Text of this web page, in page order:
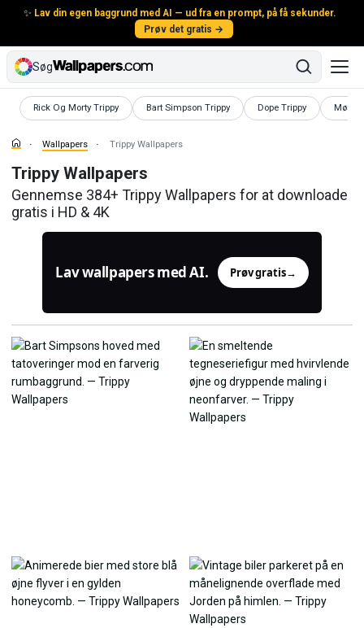
✨ Lav din egen baggrund med AI — ud fra en prompt, på få sekunder.
Prøv det gratis →
Søg
Rick Og Morty Trippy
Wallpapers Bart Simpson Trippy
Wallpapers Dope Trippy
Wallpapers Mørk
Wallpapers Trippy Wallpapers
Trippy Wallpapers
Gennemse 384+ Trippy Wallpapers for at downloade
gratis i HD & 4K
Lav wallpapers med AI. Prøv gratis→